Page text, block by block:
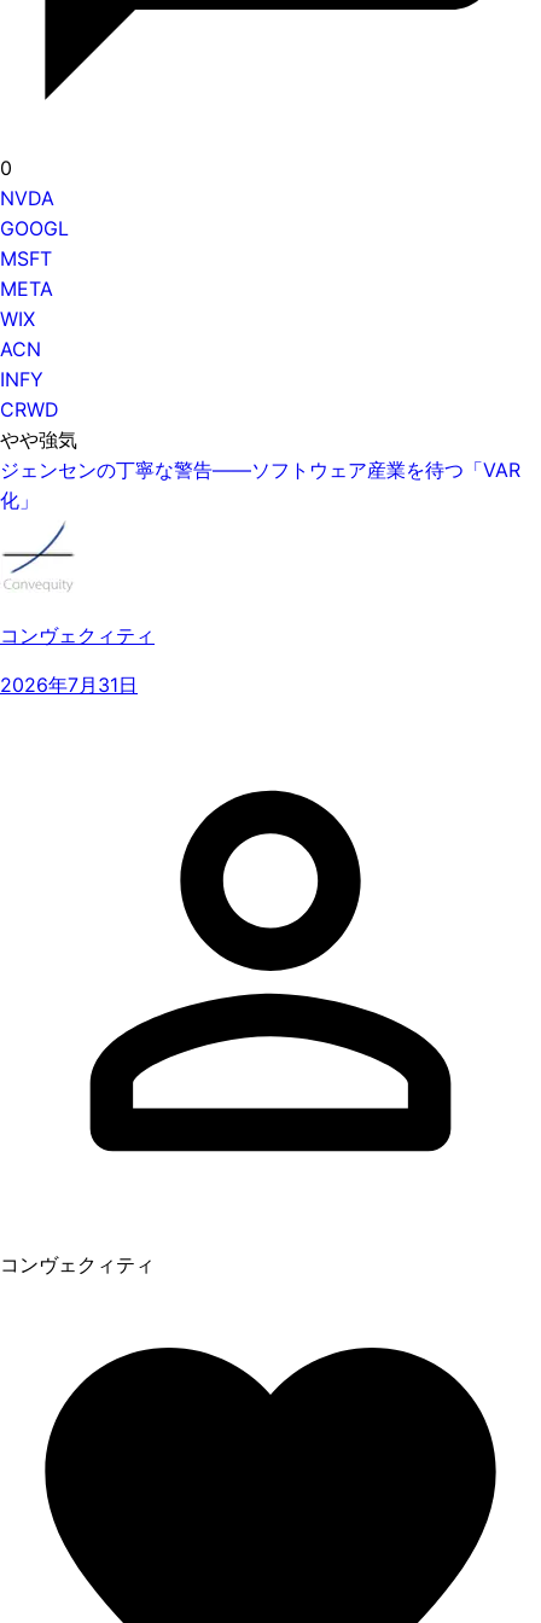
0
NVDA
GOOGL
MSFT
META
WIX
ACN
INFY
CRWD
やや強気
ジェンセンの丁寧な警告——ソフトウェア産業を待つ「VAR
化」
コンヴェクィティ
2026年7月31日
コンヴェクィティ